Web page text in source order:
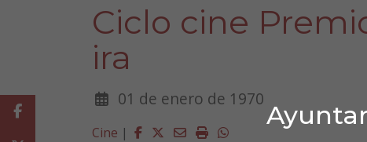
Ciclo cine
ira
01 de enero de 1970
Cine | Facebook
Twitter
EmailImprimirWhatsapp
Facebook